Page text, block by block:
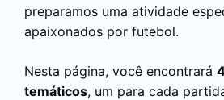
preparamos uma atividade
apaixonados por futebol.
Nesta página, você encontrará
temáticos, um para cada